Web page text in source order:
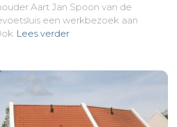
Aart Jan Spoon van de
een werkbezoek aan
Lees verder